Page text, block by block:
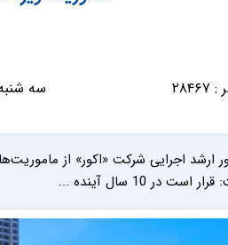
: ۲۸۴۶۷ سه شنبه، ۱۳ مهر ۱۳۹۵ -
ارشد اجرایی شرکت «اکور» از
است در 10 سال آینده ...